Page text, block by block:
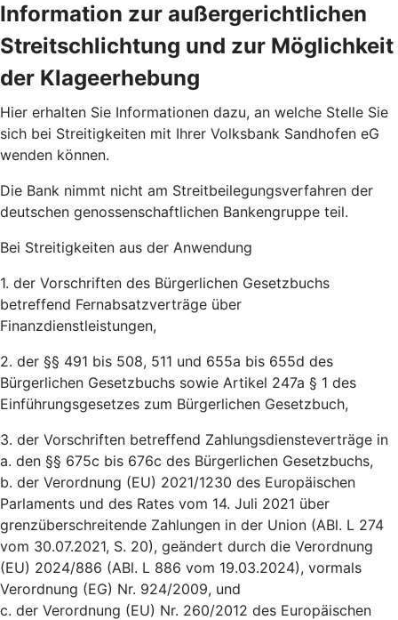
Information zur außergerichtlichen
Streitschlichtung und zur Möglichkeit
der Klageerhebung
Hier erhalten Sie Informationen dazu, an welche Stelle Sie
sich bei Streitigkeiten mit Ihrer Volksbank Sandhofen eG
wenden können.
Die Bank nimmt nicht am Streitbeilegungsverfahren der
deutschen genossenschaftlichen Bankengruppe teil.
Bei Streitigkeiten aus der Anwendung
1. der Vorschriften des Bürgerlichen Gesetzbuchs
betreffend Fernabsatzverträge über
Finanzdienstleistungen,
2. der §§ 491 bis 508, 511 und 655a bis 655d des
Bürgerlichen Gesetzbuchs sowie Artikel 247a § 1 des
Einführungsgesetzes zum Bürgerlichen Gesetzbuch,
3. der Vorschriften betreffend Zahlungsdiensteverträge in
a. den §§ 675c bis 676c des Bürgerlichen Gesetzbuchs,
b. der Verordnung (EU) 2021/1230 des Europäischen
Parlaments und des Rates vom 14. Juli 2021 über
grenzüberschreitende Zahlungen in der Union (ABl. L 274
vom 30.07.2021, S. 20), geändert durch die Verordnung
(EU) 2024/886 (ABl. L 886 vom 19.03.2024), vormals
Verordnung (EG) Nr. 924/2009, und
c. der Verordnung (EU) Nr. 260/2012 des Europäischen